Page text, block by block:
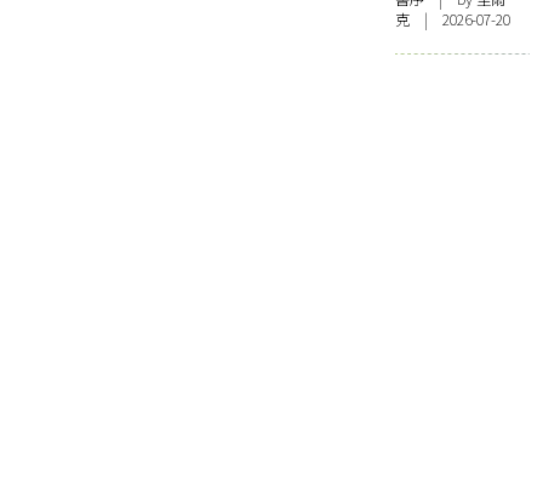
克 | 2026-07-20